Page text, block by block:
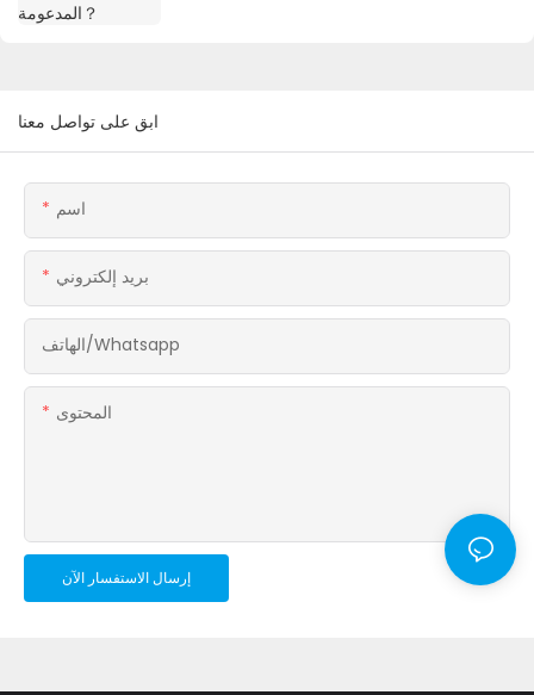
ابق على تواصل معنا
اسم
بريد إلكتروني
الهاتف/whatsapp
المحتوى
إرسال الاستفسار الآن